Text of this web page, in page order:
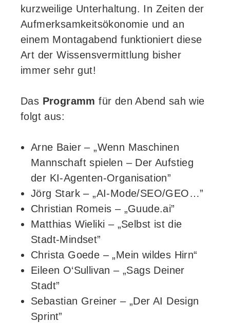
kurzweilige Unterhaltung. In Zeiten der
Aufmerksamkeitsökonomie und an
einem Montagabend funktioniert diese
Art der Wissensvermittlung bisher
immer sehr gut!
Das Programm für den Abend sah wie
folgt aus:
Arne Baier – „Wenn Maschinen
Mannschaft spielen – Der Aufstieg
der KI-Agenten-Organisation”
Jörg Stark – „AI-Mode/SEO/GEO…”
Christian Romeis – „Guude.ai”
Matthias Wieliki – „Selbst ist die
Stadt-Mindset”
Christa Goede – „Mein wildes Hirn“
Eileen O‘Sullivan – „Sags Deiner
Stadt”
Sebastian Greiner – „Der AI Design
Sprint”